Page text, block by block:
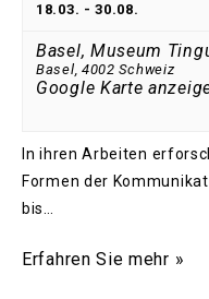
18.03. -30.08.
Basel, Museum
Basel, 4002 Schweiz
Google Karte
In ihren Arbeiten
Formen der
bis…
Erfahren Sie mehr »